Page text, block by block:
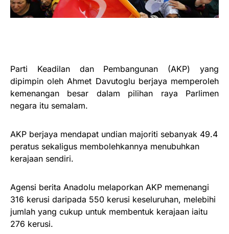
Parti Keadilan dan Pembangunan (AKP) yang
dipimpin oleh Ahmet Davutoglu berjaya memperoleh
kemenangan besar dalam pilihan raya Parlimen
negara itu semalam.
AKP berjaya mendapat undian majoriti sebanyak 49.4
peratus sekaligus membolehkannya menubuhkan
kerajaan sendiri.
Agensi berita Anadolu melaporkan AKP memenangi
316 kerusi daripada 550 kerusi keseluruhan, melebihi
jumlah yang cukup untuk membentuk kerajaan iaitu
276 kerusi.